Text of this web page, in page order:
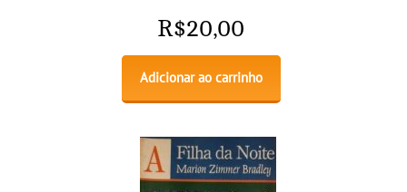
R$20,00
Adicionar ao carrinho